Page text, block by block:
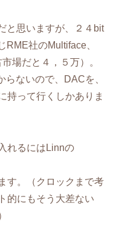
思いますが、２４bit
RME社のMultiface、
場だと４，５万）。
ないので、DACを、
持って行くしかありま
れるにはLinnの
す。（クロックまで考
的にもそう大差ない